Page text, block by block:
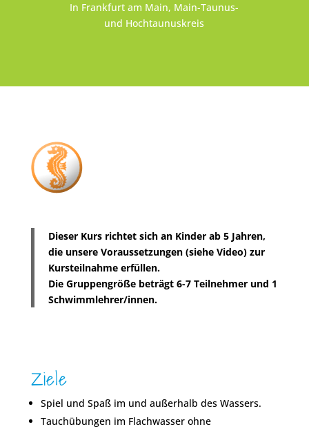
In Frankfurt am Main, Main-Taunus-
und Hochtaunuskreis
Dieser Kurs richtet sich an Kinder ab 5 Jahren,
die unsere Voraussetzungen (siehe Video) zur
Kursteilnahme erfüllen.
Die Gruppengröße beträgt 6-7 Teilnehmer und 1
Schwimmlehrer/innen.
Ziele
Spiel und Spaß im und außerhalb des Wassers.
Tauchübungen im Flachwasser ohne